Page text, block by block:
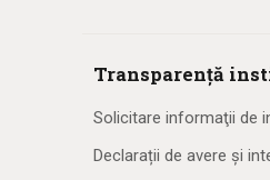
Transparență
Solicitare informaţii de
Declarații de avere și